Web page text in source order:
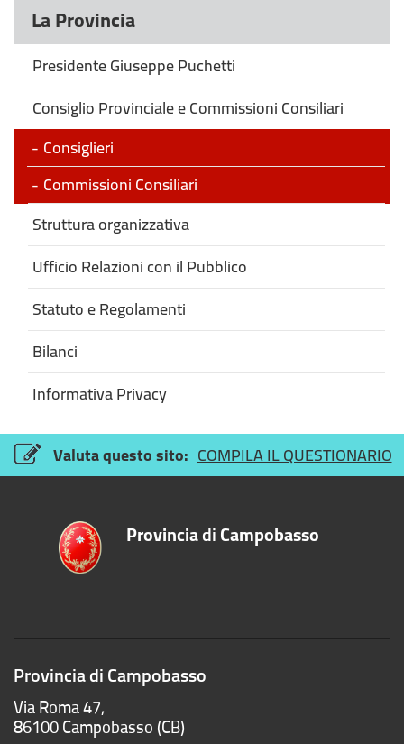
La Provincia
Presidente Giuseppe Puchetti
Consiglio Provinciale e Commissioni Consiliari
Consiglieri
Commissioni Consiliari
Struttura organizzativa
Ufficio Relazioni con il Pubblico
Statuto e Regolamenti
Bilanci
Informativa Privacy
Valuta questo sito: COMPILA IL QUESTIONARIO
ProvinciadiCampobasso
Provincia di Campobasso
Via Roma 47,
86100 Campobasso (CB)